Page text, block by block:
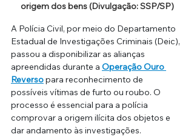
origem dos bens (Divulgação: SSP/SP)
A Polícia Civil, por meio do Departamento
Estadual de Investigações Criminais (Deic),
passou a disponibilizar as alianças
apreendidas durante a Operação Ouro
Reverso para reconhecimento de
possíveis vítimas de furto ou roubo. O
processo é essencial para a polícia
comprovar a origem ilícita dos objetos e
dar andamento às investigações.